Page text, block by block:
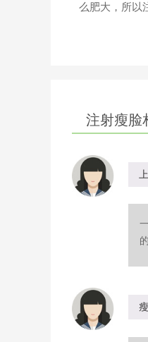
么肥大，所以
注射瘦脸